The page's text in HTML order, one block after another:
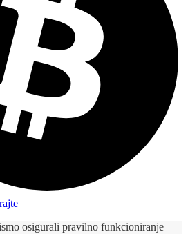
osigurali pravilno funkcioniranje